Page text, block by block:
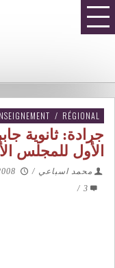
/ RÉGIONAL
جرادة: ثانوية
الأول للمجلس
محمد اسباعي /
3
/